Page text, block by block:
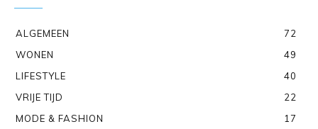
ALGEMEEN
72
WONEN
49
LIFESTYLE
40
VRIJE TIJD
22
MODE & FASHION
17